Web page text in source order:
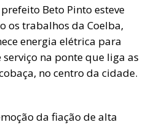
Beto Pinto esteve
os trabalhos da Coelba,
energia elétrica para
na ponte que liga as
no centro da cidade.
da fiação de alta